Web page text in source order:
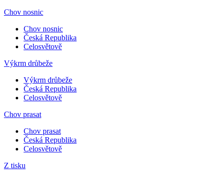
Chov nosnic
Chov nosnic
Česká Republika
Celosvětově
Výkrm drůbeže
Výkrm drůbeže
Česká Republika
Celosvětově
Chov prasat
Chov prasat
Česká Republika
Celosvětově
Z tisku